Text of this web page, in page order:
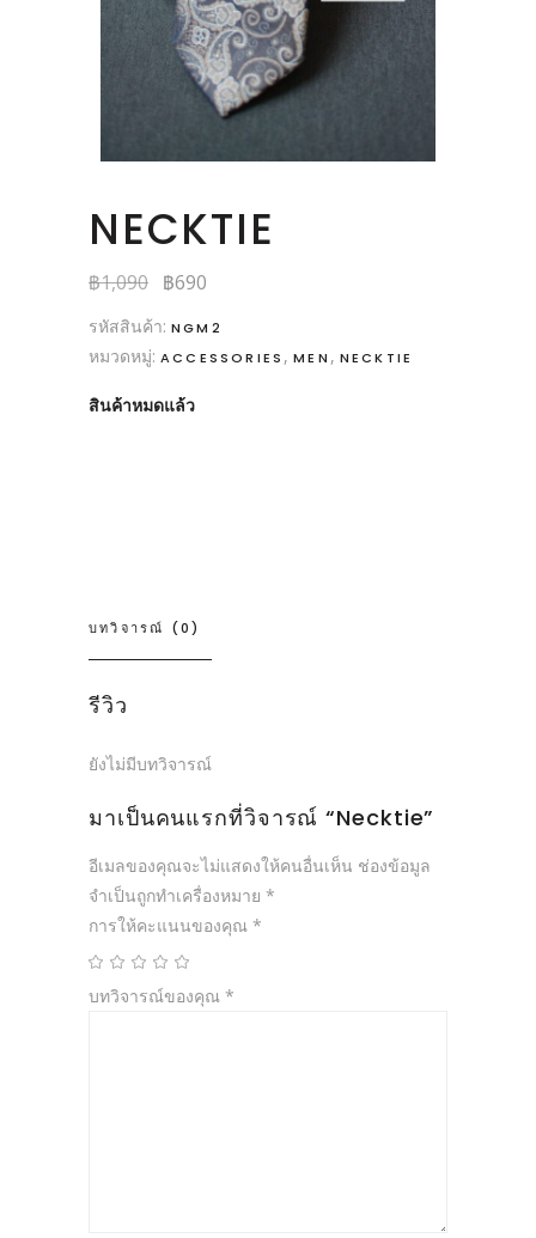
NECKTIE
฿1,090 ฿690
รหัสสินค้า: NGM2
หมวดหมู่: ACCESSORIES ,MEN , NECKTIE
สินค้าหมดแล้ว
บทวิจารณ์ (0)
รีวิว
ยังไม่มีบทวิจารณ์
มาเป็นคนแรกที่วิจารณ์ “Necktie”
อีเมลของคุณจะไม่แสดงให้คนอื่นเห็น ช่องข้อมูล
จำเป็นถูกทำเครื่องหมาย *
การให้คะแนนของคุณ *
บทวิจารณ์ของคุณ *